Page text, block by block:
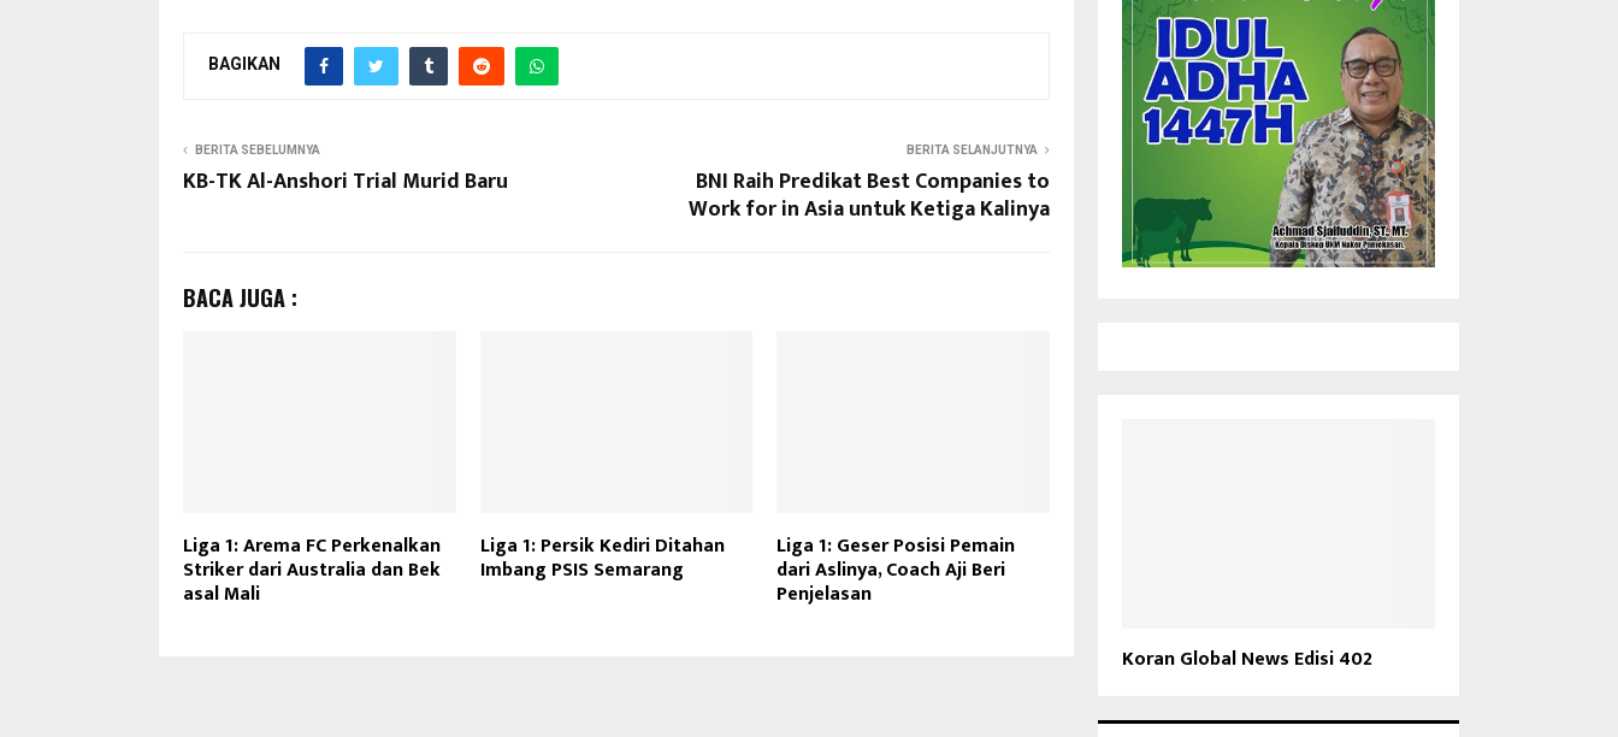
BAGIKAN
BERITA SEBELUMNYA
KB-TK Al-Anshori Trial Murid Baru
BERITA SELANJUTNYA
BNI Raih Predikat Best Companies to
Work for in Asia untuk Ketiga Kalinya
BACA JUGA :
Liga 1: Arema FC Perkenalkan
Striker dari Australia dan Bek
asal Mali
Liga 1: Persik Kediri Ditahan
Imbang PSIS Semarang
Liga 1: Geser Posisi Pemain
dari Aslinya, Coach Aji Beri
Penjelasan
Koran Global News Edisi 402